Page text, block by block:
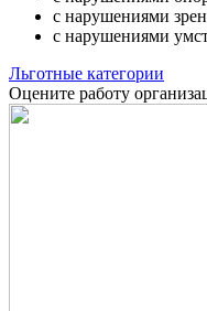
с нарушениями
с нарушениями
Льготные категории
Оцените работу